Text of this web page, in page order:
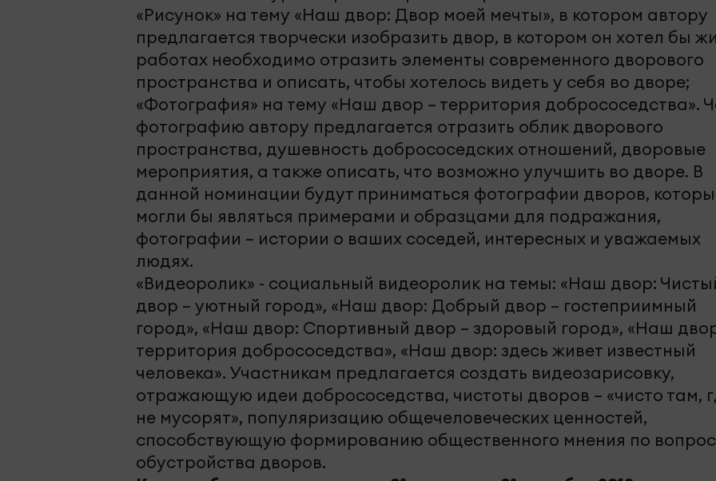
«Рисунок» на тему «Наш двор: Двор моей мечты», в котором автору
предлагается творчески изобразить двор, в котором он хотел бы
работах необходимо отразить элементы современного дворового
пространства и описать, чтобы хотелось видеть у себя во дворе;
«Фотография» на тему «Наш двор – территория добрососедства».
фотографию автору предлагается отразить облик дворового
пространства, душевность добрососедских отношений, дворовые
мероприятия, а также описать, что возможно улучшить во дворе. В
данной номинации будут приниматься фотографии дворов,
могли бы являться примерами и образцами для подражания,
фотографии – истории о ваших соседей, интересных и уважаемых
людях.
«Видеоролик» - социальный видеоролик на темы: «Наш двор:
двор – уютный город», «Наш двор: Добрый двор – гостеприимный
город», «Наш двор: Спортивный двор – здоровый город», «Наш
территория добрососедства», «Наш двор: здесь живет известный
человека». Участникам предлагается создать видеозарисовку,
отражающую идеи добрососедства, чистоты дворов – «чисто там,
не мусорят», популяризацию общечеловеческих ценностей,
способствующую формированию общественного мнения по
обустройства дворов.